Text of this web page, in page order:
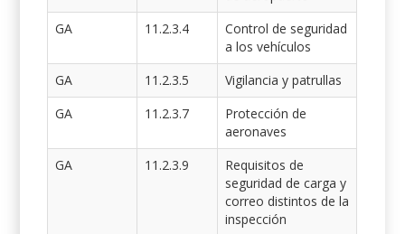
GA
11.2.3.4
Control de seguridad
a los vehículos
GA
11.2.3.5
Vigilancia y patrullas
GA
11.2.3.7
Protección de
aeronaves
GA
11.2.3.9
Requisitos de
seguridad de carga y
correo distintos de la
inspección